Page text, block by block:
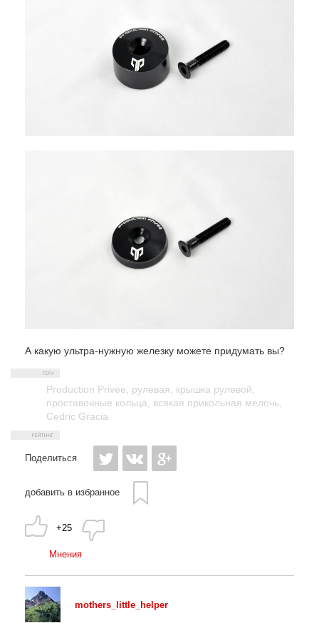
А какую ультра-нужную железку можете придумать вы?
Production Privee рулевая крышка рулевой
проставочные кольца
всякая прикольная мелочь
Cedric Gracia
Поделиться
добавить в избранное
+25
Мнения
mothers_little_helper